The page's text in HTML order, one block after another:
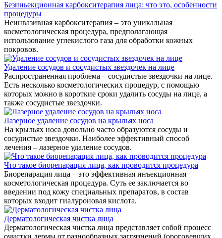
Безиньекционная карбокситерапия лица: что это, особенности
процедуры
Неинвазивная карбокситерапия – это уникальная
косметологическая процедура, предполагающая
использование углекислого газа для обработки кожных
покровов.
Удаление сосудов и сосудистых звездочек на лице
Распространенная проблема – сосудистые звездочки на лице.
Есть несколько косметологических процедур, с помощью
которых можно в короткие сроки удалить сосуды на лице, а
также сосудистые звездочки.
Лазерное удаление сосудов на крыльях носа
На крыльях носа довольно часто образуются сосуды и
сосудистые звездочки. Наиболее эффективный способ
лечения – лазерное удаление сосудов.
Что такое биорепарация лица, как проводится процедура
Биорепарация лица – это эффективная инъекционная
косметологическая процедура. Суть ее заключается во
введении под кожу специальных препаратов, в состав
которых входит гиалуроновая кислота.
Дерматологическая чистка лица
Дерматологическая чистка лица представляет собой процесс